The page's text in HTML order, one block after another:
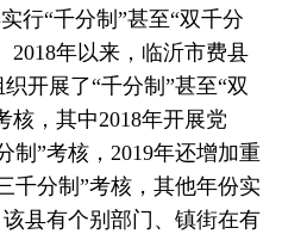
行“千分制”甚至“双千分
2018年以来，临沂市费县
开展了“千分制”甚至“双
核，其中2018年开展党
制”考核，2019年还增加重
千分制”考核，其他年份实
县有个别部门、镇街在有